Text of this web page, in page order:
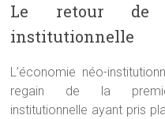
Le retour de
institutionnelle
L’économie néo-
regain de la
institutionnelle ayant pris